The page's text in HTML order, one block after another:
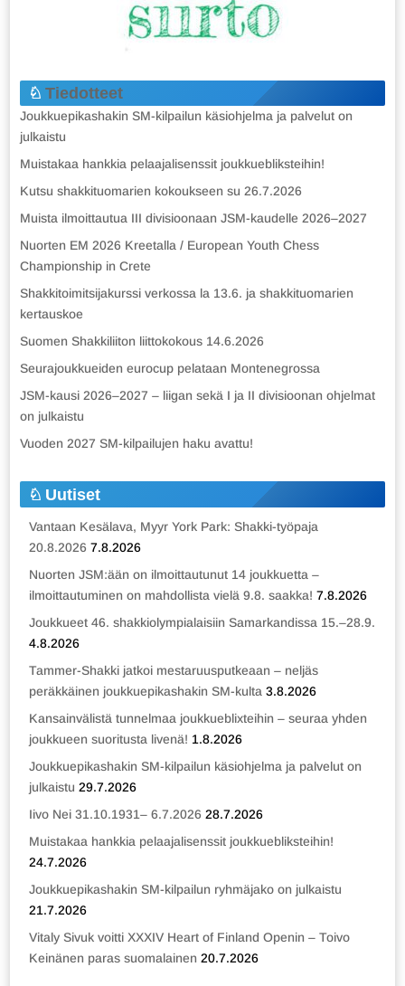
Tiedotteet
Joukkuepikashakin SM-kilpailun käsiohjelma ja palvelut on
julkaistu
Muistakaa hankkia pelaajalisenssit joukkuebliksteihin!
Kutsu shakkituomarien kokoukseen su 26.7.2026
Muista ilmoittautua III divisioonaan JSM-kaudelle 2026–2027
Nuorten EM 2026 Kreetalla / European Youth Chess
Championship in Crete
Shakkitoimitsijakurssi verkossa la 13.6. ja shakkituomarien
kertauskoe
Suomen Shakkiliiton liittokokous 14.6.2026
Seurajoukkueiden eurocup pelataan Montenegrossa
JSM-kausi 2026–2027 – liigan sekä I ja II divisioonan ohjelmat
on julkaistu
Vuoden 2027 SM-kilpailujen haku avattu!
Uutiset
Vantaan Kesälava, Myyr York Park: Shakki-työpaja
20.8.2026 7.8.2026
Nuorten JSM:ään on ilmoittautunut 14 joukkuetta –
ilmoittautuminen on mahdollista vielä 9.8. saakka! 7.8.2026
Joukkueet 46. shakkiolympialaisiin Samarkandissa 15.–28.9.
4.8.2026
Tammer-Shakki jatkoi mestaruusputkeaan – neljäs
peräkkäinen joukkuepikashakin SM-kulta 3.8.2026
Kansainvälistä tunnelmaa joukkueblixteihin – seuraa yhden
joukkueen suoritusta livenä! 1.8.2026
Joukkuepikashakin SM-kilpailun käsiohjelma ja palvelut on
julkaistu 29.7.2026
Iivo Nei 31.10.1931– 6.7.2026 28.7.2026
Muistakaa hankkia pelaajalisenssit joukkuebliksteihin!
24.7.2026
Joukkuepikashakin SM-kilpailun ryhmäjako on julkaistu
21.7.2026
Vitaly Sivuk voitti XXXIV Heart of Finland Openin – Toivo
Keinänen paras suomalainen 20.7.2026